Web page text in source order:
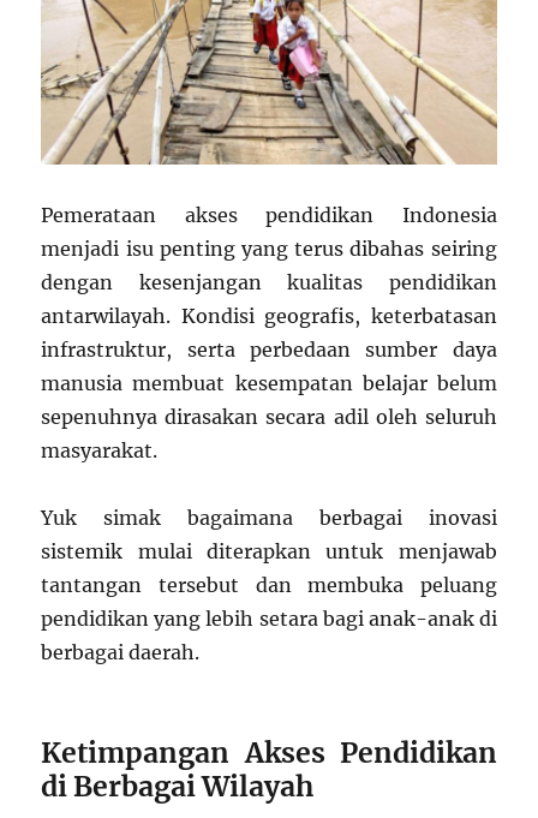
Pemerataan akses pendidikan Indonesia
menjadi isu penting yang terus dibahas seiring
dengan kesenjangan kualitas pendidikan
antarwilayah. Kondisi geografis, keterbatasan
infrastruktur, serta perbedaan sumber daya
manusia membuat kesempatan belajar belum
sepenuhnya dirasakan secara adil oleh seluruh
masyarakat.
Yuk simak bagaimana berbagai inovasi
sistemik mulai diterapkan untuk menjawab
tantangan tersebut dan membuka peluang
pendidikan yang lebih setara bagi anak-anak di
berbagai daerah.
Ketimpangan Akses Pendidikan
di Berbagai Wilayah